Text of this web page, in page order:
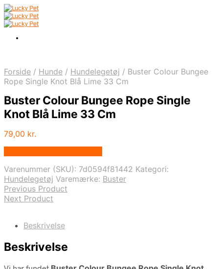
Forside / Hunde / Hundelegetøj / Buster Colour Bungee
Rope Single Knot Blå Lime 33 Cm
Buster Colour Bungee Rope Single
Knot Blå Lime 33 Cm
79,00 kr.
Varenummer (SKU): 7d0594f81442 Kategori:
Hundelegetøj Varemærke: Buster
Previous Product
Next Product
Beskrivelse
Beskrivelse